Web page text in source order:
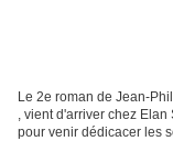
Le 2e roman de Jean-
, vient d'arriver chez
pour venir dédicacer les